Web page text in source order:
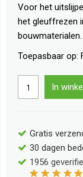
Voor het
het gleuffrezen
bouwmaterialen.
Toepasbaar op:
In
Gratis
30 dagen
1956